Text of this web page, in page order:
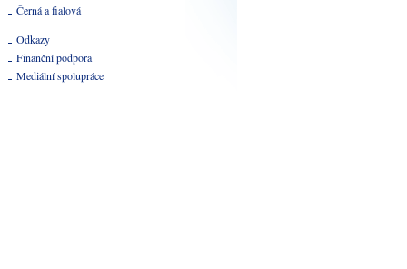
Černá a fialová
Odkazy
Finanční podpora
Mediální spolupráce